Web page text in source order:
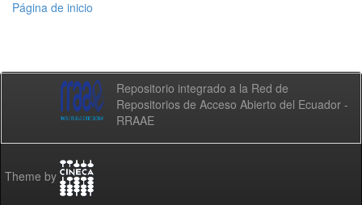
Página de inicio
Repositorio integrado a la Red de
Repositorios de Acceso Abierto del Ecuador -
RRAAE
Theme by